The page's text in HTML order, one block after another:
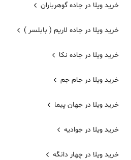
خرید ویلا در جاده گوهرباران
خرید ویلا در جاده لاریم ( بابلسر )
خرید ویلا در جاده نکا
خرید ویلا در جام جم
خرید ویلا در جهان پیما
خرید ویلا در جوادیه
خرید ویلا در چهار دانگه